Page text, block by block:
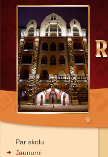
Par skolu
Jaunumi